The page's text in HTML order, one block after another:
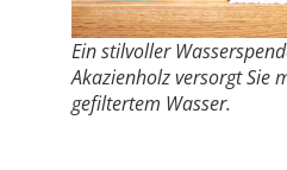
Ein stilvoller
Akazienholz versorgt Sie
gefiltertem Wasser.